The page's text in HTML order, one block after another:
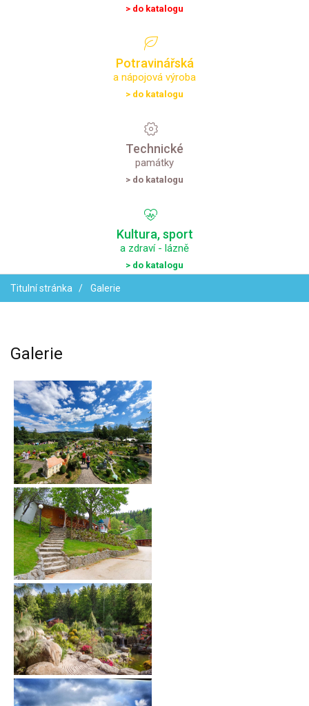
> do katalogu
Potravinářská
a nápojová výroba
> do katalogu
Technické
památky
> do katalogu
Kultura, sport
a zdraví - lázně
> do katalogu
Titulní stránka Galerie
Galerie